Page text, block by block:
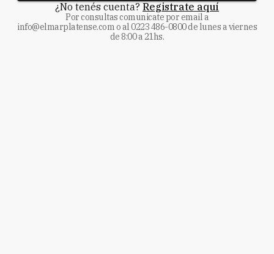
¿No tenés cuenta? Registrate aquí
Por consultas comunicate por email a
info@elmarplatense.como al0223 486-0800de lunes a viernes
de 8:00 a 21hs.